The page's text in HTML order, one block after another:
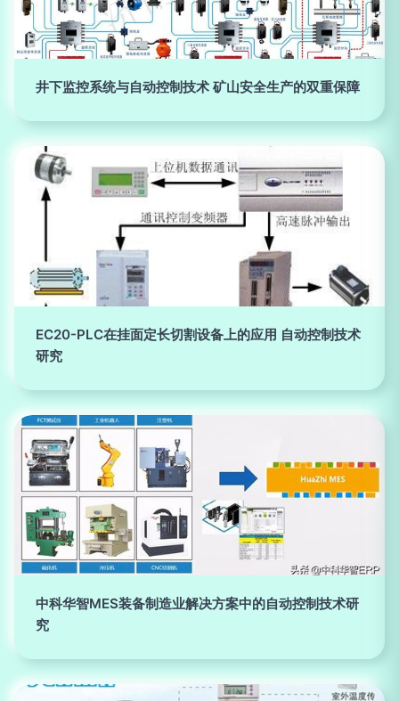
井下监控系统与自动控制技术 矿山安全生产的双重保障
EC20-PLC在挂面定长切割设备上的应用 自动控制技术
研究
中科华智MES装备制造业解决方案中的自动控制技术研
究